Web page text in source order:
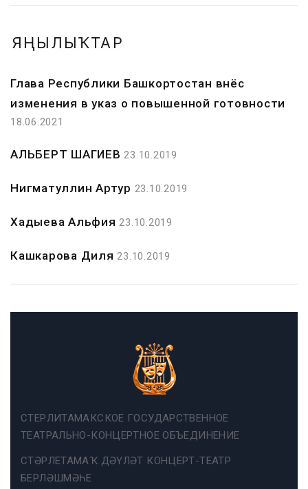
ЯҢЫЛЫҠТАР
Глава Республики Башкортостан внёс
изменения в указ о повышенной готовности
18.06.2021
АЛЬБЕРТ ШАГИЕВ 23.10.2019
Нигматуллин Артур 23.10.2019
Хадыева Альфия 23.10.2019
Кашкарова Диля 23.10.2019
СТЕРЛИТАМАКСКОЕ ГОСУДАРСТВЕННОЕ
ТЕАТРАЛЬНО-КОНЦЕРТНОЕ ОБЪЕДИНЕНИЕ
СТӘРЛЕТАМАҠ ДӘҮЛӘТ КОНЦЕРТ-ТЕАТР
БЕРЛӘШМӘҺЕ